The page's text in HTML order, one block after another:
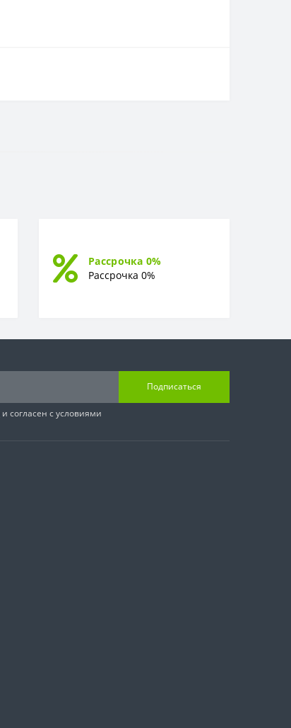
Рассрочка 0%
Рассрочка 0%
Подписаться
и согласен с условиями